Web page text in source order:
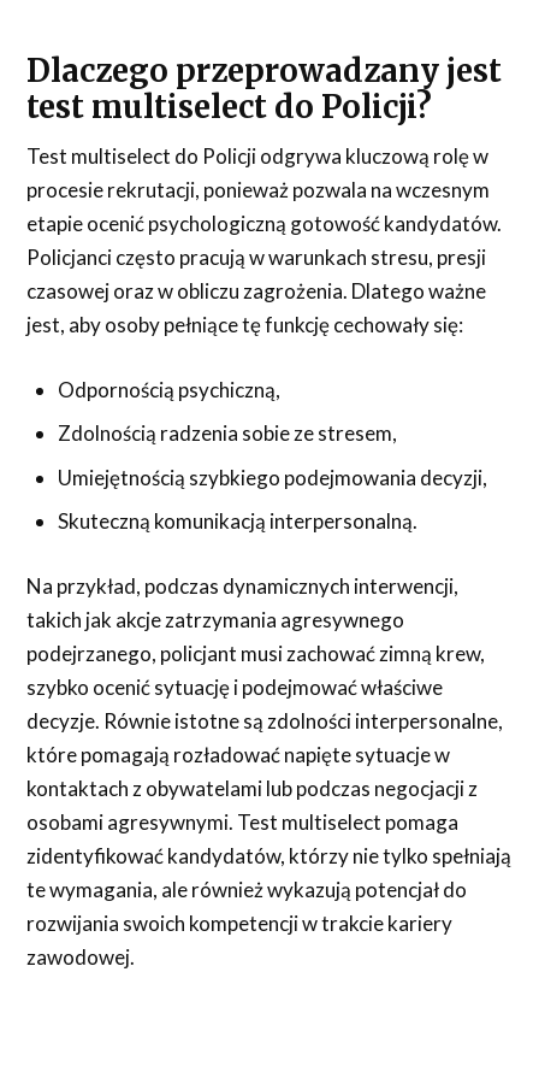
Dlaczego przeprowadzany jest
test multiselect do Policji?
Test multiselect do Policji odgrywa kluczową rolę w
procesie rekrutacji, ponieważ pozwala na wczesnym
etapie ocenić psychologiczną gotowość kandydatów.
Policjanci często pracują w warunkach stresu, presji
czasowej oraz w obliczu zagrożenia. Dlatego ważne
jest, aby osoby pełniące tę funkcję cechowały się:
Odpornością psychiczną,
Zdolnością radzenia sobie ze stresem,
Umiejętnością szybkiego podejmowania decyzji,
Skuteczną komunikacją interpersonalną.
Na przykład, podczas dynamicznych interwencji,
takich jak akcje zatrzymania agresywnego
podejrzanego, policjant musi zachować zimną krew,
szybko ocenić sytuację i podejmować właściwe
decyzje. Równie istotne są zdolności interpersonalne,
które pomagają rozładować napięte sytuacje w
kontaktach z obywatelami lub podczas negocjacji z
osobami agresywnymi. Test multiselect pomaga
zidentyfikować kandydatów, którzy nie tylko spełniają
te wymagania, ale również wykazują potencjał do
rozwijania swoich kompetencji w trakcie kariery
zawodowej.